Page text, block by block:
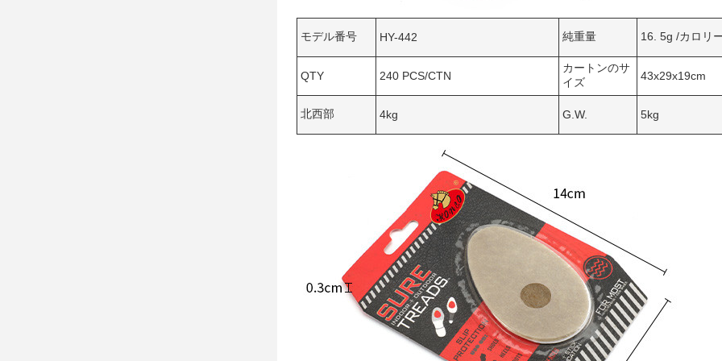
モデル番号 HY-442 純重量 16. 5g /カロリ
QTY 240 PCS/CTN
カートンのサ
イズ
43x29x19cm
北西部 4kg G.W. 5kg